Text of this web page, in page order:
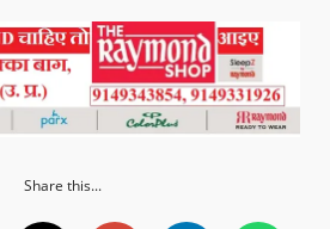
Share this...